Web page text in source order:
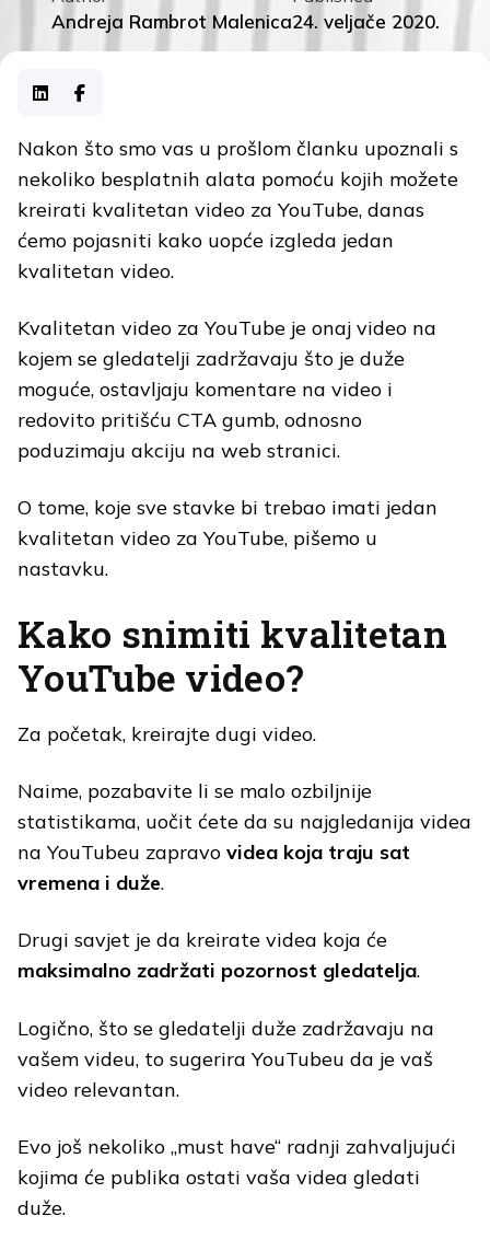
Andreja Rambrot Malenica24. veljače 2020.
Nakon što smo vas u prošlom članku upoznali s
nekoliko besplatnih alata pomoću kojih možete
kreirati kvalitetan video za YouTube, danas
ćemo pojasniti kako uopće izgleda jedan
kvalitetan video.
Kvalitetan video za YouTube je onaj video na
kojem se gledatelji zadržavaju što je duže
moguće, ostavljaju komentare na video i
redovito pritišću CTA gumb, odnosno
poduzimaju akciju na web stranici.
O tome, koje sve stavke bi trebao imati jedan
kvalitetan video za YouTube, pišemo u
nastavku.
Kako snimiti kvalitetan
YouTube video?
Za početak, kreirajte dugi video.
Naime, pozabavite li se malo ozbiljnije
statistikama, uočit ćete da su najgledanija videa
na YouTubeu zapravo videa koja traju sat
vremena i duže.
Drugi savjet je da kreirate videa koja će
maksimalno zadržati pozornost gledatelja.
Logično, što se gledatelji duže zadržavaju na
vašem videu, to sugerira YouTubeu da je vaš
video relevantan.
Evo još nekoliko „must have“ radnji zahvaljujući
kojima će publika ostati vaša videa gledati
duže.